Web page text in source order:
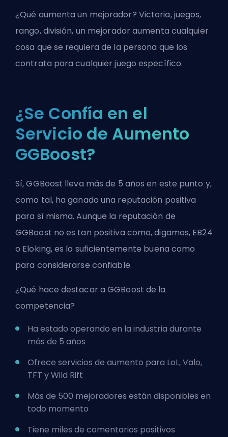
¿Qué aumenta un mejorador? Victoria, juegos,
rango, división, un mejorador aumenta cualquier
cosa que se requiera de la persona que los
contrata para cualquier juego específico.
¿Se Confía en el
Servicio de Aumento
GGBoost?
Sí, GGBoost lleva más de 5 años en este punto y,
como tal, ha ganado una reputación positiva
para sí misma. Aunque la reputación de
GGBoost no es tan positiva como, digamos, EB24
o Eloking, es lo suficientemente buena como
para considerarse confiable.
¿Qué hace destacar a GGBoost de la
competencia?
Ha estado operando en la industria durante
más de 5 años
Ofrece servicios de aumento para LoL, Valo,
TFT y Wild Rift
Más de 500 mejoradores están disponibles en
todo momento
Tiene miles de comentarios positivos